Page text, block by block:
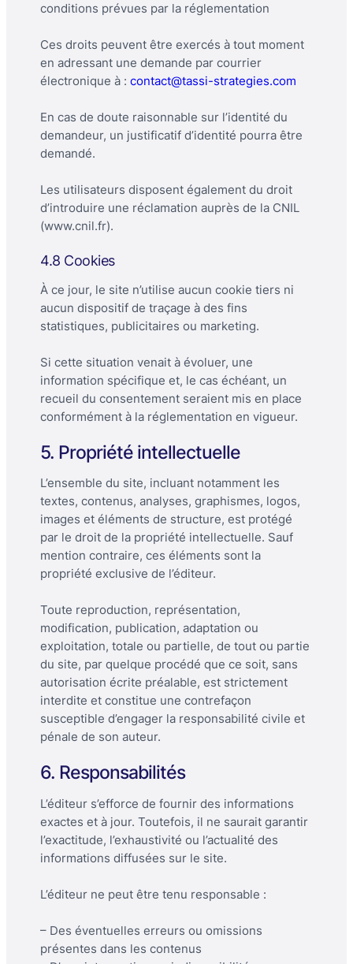
conditions prévues par la réglementation
Ces droits peuvent être exercés à tout moment
en adressant une demande par courrier
électronique à :contact@tassi-strategies.com
En cas de doute raisonnable sur l’identité du
demandeur, un justificatif d’identité pourra être
demandé.
Les utilisateurs disposent également du droit
d’introduire une réclamation auprès de la CNIL
(www.cnil.fr).
4.8 Cookies
À ce jour, le site n’utilise aucun cookie tiers ni
aucun dispositif de traçage à des fins
statistiques, publicitaires ou marketing.
Si cette situation venait à évoluer, une
information spécifique et, le cas échéant, un
recueil du consentement seraient mis en place
conformément à la réglementation en vigueur.
5. Propriété intellectuelle
L’ensemble du site, incluant notamment les
textes, contenus, analyses, graphismes, logos,
images et éléments de structure, est protégé
par le droit de la propriété intellectuelle. Sauf
mention contraire, ces éléments sont la
propriété exclusive de l’éditeur.
Toute reproduction, représentation,
modification, publication, adaptation ou
exploitation, totale ou partielle, de tout ou partie
du site, par quelque procédé que ce soit, sans
autorisation écrite préalable, est strictement
interdite et constitue une contrefaçon
susceptible d’engager la responsabilité civile et
pénale de son auteur.
6. Responsabilités
L’éditeur s’efforce de fournir des informations
exactes et à jour. Toutefois, il ne saurait garantir
l’exactitude, l’exhaustivité ou l’actualité des
informations diffusées sur le site.
L’éditeur ne peut être tenu responsable :
– Des éventuelles erreurs ou omissions
présentes dans les contenus